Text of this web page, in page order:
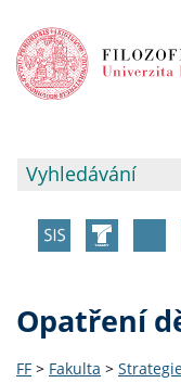
Opatření
FF > Fakulta >